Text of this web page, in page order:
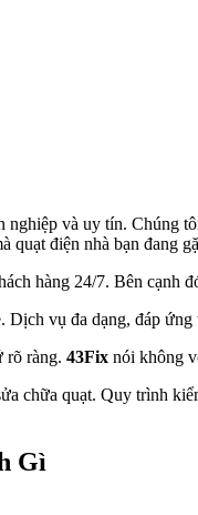
nghiệp và uy tín. Chúng
quạt điện nhà bạn đang
hàng 24/7. Bên cạnh
vụ đa dạng, đáp ứng
rõ ràng. 43Fix nói không
chữa quạt. Quy trình
Gì